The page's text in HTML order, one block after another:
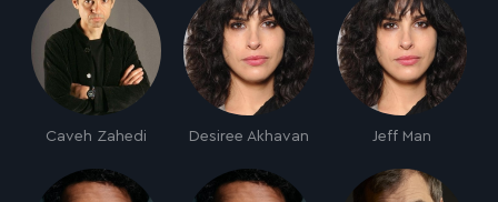
Caveh Zahedi Desiree Akhavan Jeff Man